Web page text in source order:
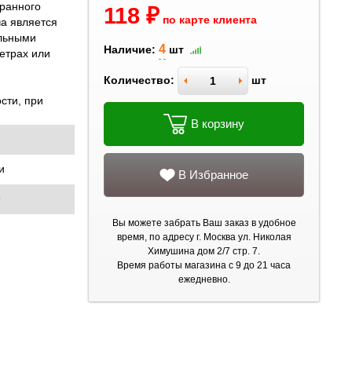
является
или
при
118 ₽ по карте клиента
Наличие: 4 шт
Количество: шт
В корзину
В Избранное
Вы можете забрать Ваш заказ в удобное
время, по адресу г. Москва ул. Николая
Химушина дом 2/7 стр. 7.
Время работы магазина с 9 до 21 часа
ежедневно.